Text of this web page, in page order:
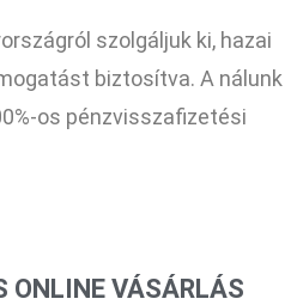
szolgáljuk ki, hazai
biztosítva. A nálunk
os pénzvisszafizetési
ONLINE VÁSÁRLÁS